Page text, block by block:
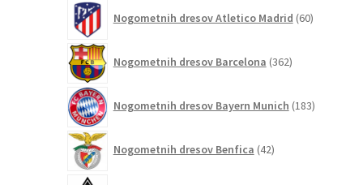
Nogometnih dresov Atletico Madrid 60izdelkov
Nogometnih dresov Barcelona 362izdelkov
Nogometnih dresov Bayern Munich 183izdelkov
Nogometnih dresov Benfica 42izdelkov